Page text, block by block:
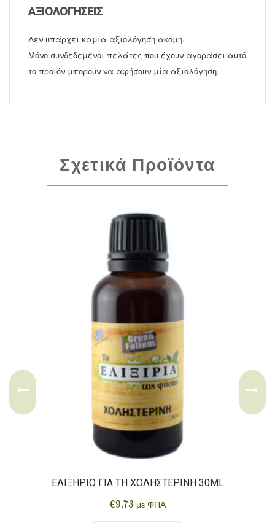
ΑΞΙΟΛΟΓΉΣΕΙΣ
Δεν υπάρχει καμία αξιολόγηση ακόμη.
Μόνο συνδεδεμένοι πελάτες που έχουν αγοράσει αυτό
το προϊόν μπορούν να αφήσουν μία αξιολόγηση.
Σχετικά Προϊόντα
ΕΛΙΞΉΡΙΟ ΓΙΑ ΤΗ ΧΟΛΗΣΤΕΡΊΝΗ 30ML
€9.73 με ΦΠΑ